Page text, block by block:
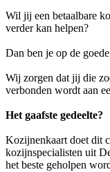
Wil jij een betaalbare
verder kan helpen?
Dan ben je op de
Wij zorgen dat jij die
verbonden wordt aan
Het gaafste gedeelte?
Kozijnenkaart doet dit
kozijnspecialisten uit
het beste geholpen